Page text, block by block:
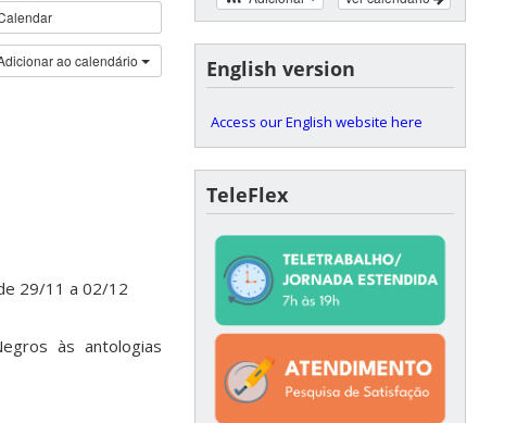
ao calendário
29/11 a 02/12
às antologias
English version
Access our English website here
TeleFlex